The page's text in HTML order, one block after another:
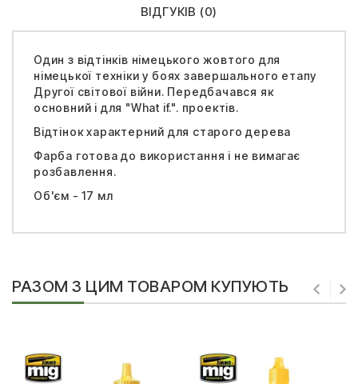
ВІДГУКІВ (0)
Один з відтінків німецького жовтого для
німецької техніки у боях завершального етапу
Другої світової війни. Передбачався як
основний і для "What if.". проектів.
Відтінок характерний для старого дерева
Фарба готова до використання і не вимагає
розбавлення.
Об'єм - 17 мл
РАЗОМ З ЦИМ ТОВАРОМ КУПУЮТЬ